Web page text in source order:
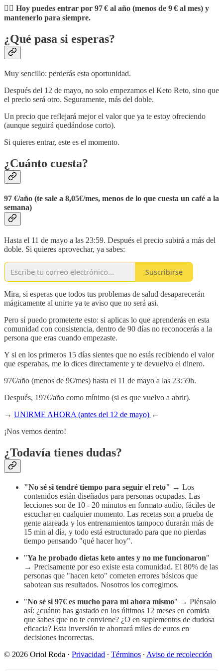
👉🏼 Hoy puedes entrar por 97 € al año (menos de 9 € al mes) y
mantenerlo para siempre.
¿Qué pasa si esperas?
Muy sencillo: perderás esta oportunidad.
Después del 12 de mayo, no solo empezamos el Keto Reto, sino que
el precio será otro. Seguramente, más del doble.
Un precio que reflejará mejor el valor que ya te estoy ofreciendo
(aunque seguirá quedándose corto).
Si quieres entrar, este es el momento.
¿Cuánto cuesta?
97 €/año (te sale a 8,05€/mes, menos de lo que cuesta un café a la
semana)
Hasta el 11 de mayo a las 23:59. Después el precio subirá a más del
doble. Si quieres aprovechar, ya sabes:
Suscribirse
Mira, si esperas que todos tus problemas de salud desaparecerán
mágicamente al unirte ya te aviso que no será asi.
Pero sí puedo prometerte esto: si aplicas lo que aprenderás en esta
comunidad con consistencia, dentro de 90 días no reconocerás a la
persona que eras cuando empezaste.
Y si en los primeros 15 días sientes que no estás recibiendo el valor
que esperabas, me lo dices directamente y te devuelvo el dinero.
97€/año (menos de 9€/mes) hasta el 11 de mayo a las 23:59h.
Después, 197€/año como mínimo (si es que vuelvo a abrir).
→ UNIRME AHORA (antes del 12 de mayo) ←
¡Nos vemos dentro!
¿Todavía tienes dudas?
"No sé si tendré tiempo para seguir el reto" → Los
contenidos están diseñados para personas ocupadas. Las
lecciones son de 10 - 20 minutos en formato audio, fáciles de
escuchar en cualquier momento. Las recetas son a prueba de
gente atareada y los entrenamientos tampoco durarán más de
15 min al día, y todo está estructurado para que no pierdas
tiempo pensando "qué hacer hoy".
"Ya he probado dietas keto antes y no me funcionaron"
→ Precisamente por eso existe esta comunidad. El 80% de las
personas que "hacen keto" cometen errores básicos que
sabotean sus resultados. Nosotros los corregimos.
"No sé si 97€ es mucho para mí ahora mismo" → Piénsalo
así: ¿cuánto has gastado en los últimos 12 meses en comida
que sabes que no te conviene? ¿O en suplementos de dudosa
eficacia? Esta inversión te ahorrará miles de euros en
decisiones incorrectas.
© 2026 Oriol Roda · Privacidad ∙ Términos ∙ Aviso de recolección